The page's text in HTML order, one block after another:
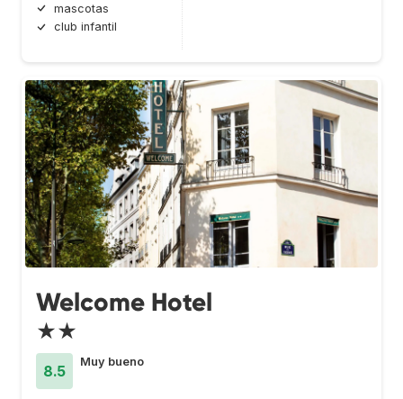
mascotas
club infantil
Welcome Hotel
★★
8.5
Muy bueno